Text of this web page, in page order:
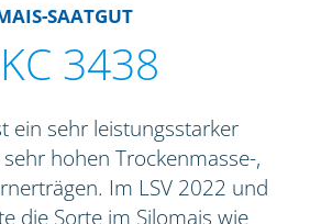
SAATGUT
3438
ein sehr leistungsstarker
hohen Trockenmasse-,
Im LSV 2022 und
die Sorte im Silomais wie